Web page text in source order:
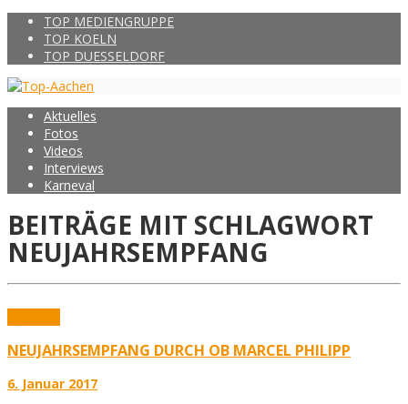
TOP MEDIENGRUPPE
TOP KOELN
TOP DUESSELDORF
Aktuelles
Fotos
Videos
Interviews
Karneval
BEITRÄGE MIT SCHLAGWORT
NEUJAHRSEMPFANG
NEUJAHRSEMPFANG DURCH OB MARCEL PHILIPP
6. Januar 2017